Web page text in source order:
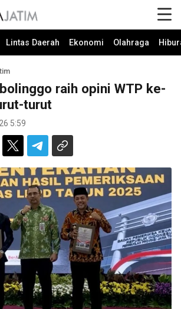
Lintas Daerah Ekonomi Olahraga
raih opini WTP ke-
turut
5:59